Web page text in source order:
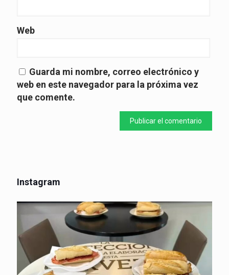
Web
Guarda mi nombre, correo electrónico y
web en este navegador para la próxima vez
que comente.
Instagram